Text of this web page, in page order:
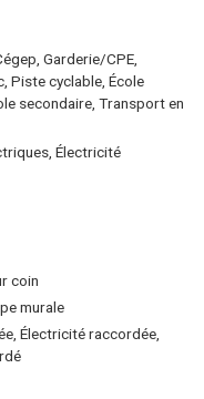
Garderie/CPE,
Piste cyclable, École
secondaire, Transport en
Électricité
coin
murale
Électricité raccordée,